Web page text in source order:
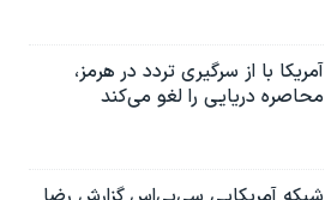
آمریکا با از سرگیری تردد در هرمز،
محاصره دریایی را لغو می‌کند